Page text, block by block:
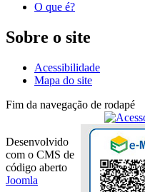
O que é?
Sobre o site
Acessibilidade
Mapa do site
Fim da navegação de rodapé
Desenvolvido
com o CMS de
código aberto
Joomla